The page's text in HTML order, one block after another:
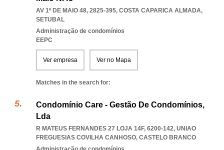
AV 1º DE MAIO 48, 2825-395, COSTA CAPARICA ALMADA,
SETUBAL
Administração de condomínios
EEPC
Ver empresa Ver no Mapa
Matches in the search for:
Condomínio Care - Gestão De Condomínios,
Lda
R MATEUS FERNANDES 27 LOJA 14F, 6200-142, UNIAO
FREGUESIAS COVILHA CANHOSO, CASTELO BRANCO